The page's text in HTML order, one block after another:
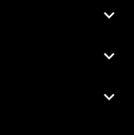


